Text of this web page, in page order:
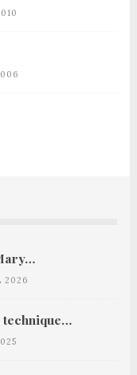
2026
technique…